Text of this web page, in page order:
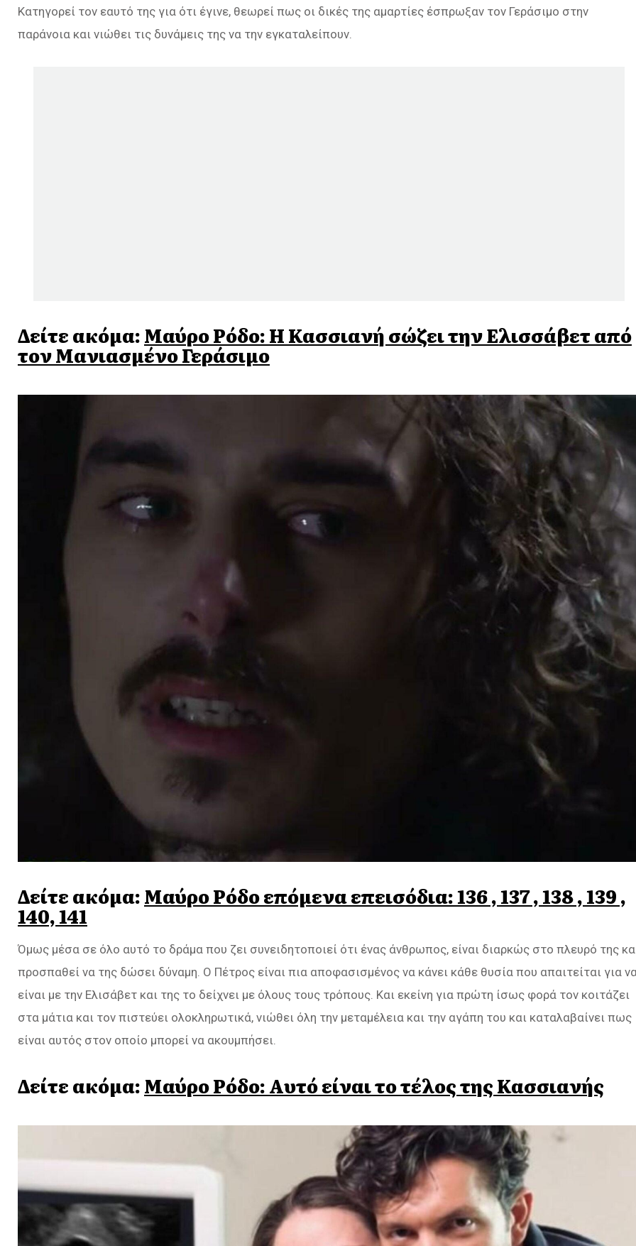
Κατηγορεί τον εαυτό της για ότι έγινε, θεωρεί πως οι δικές της αμαρτίες έσπρωξαν τον Γεράσιμο στην
παράνοια και νιώθει τις δυνάμεις της να την εγκαταλείπουν.
Δείτε ακόμα:Μαύρο Ρόδο: Η Κασσιανή σώζει την Ελισσάβετ από
τον Μανιασμένο Γεράσιμο
Δείτε ακόμα:Μαύρο Ρόδο επόμενα επεισόδια: 136 , 137 , 138 , 139 ,
140, 141
Όμως μέσα σε όλο αυτό το δράμα που ζει συνειδητοποιεί ότι ένας άνθρωπος, είναι διαρκώς στο πλευρό της
προσπαθεί να της δώσει δύναμη. Ο Πέτρος είναι πια αποφασισμένος να κάνει κάθε θυσία που απαιτείται για
είναι με την Ελισάβετ και της το δείχνει με όλους τους τρόπους. Και εκείνη για πρώτη ίσως φορά τον κοιτάζει
στα μάτια και τον πιστεύει ολοκληρωτικά, νιώθει όλη την μεταμέλεια και την αγάπη του και καταλαβαίνει πως
είναι αυτός στον οποίο μπορεί να ακουμπήσει.
Δείτε ακόμα:Μαύρο Ρόδο: Αυτό είναι το τέλος της Κασσιανής